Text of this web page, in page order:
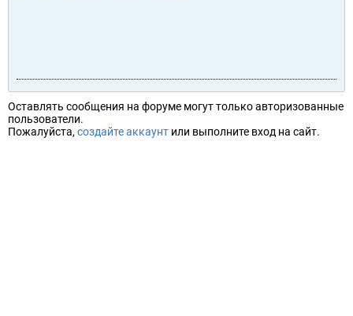
Оставлять сообщения на форуме могут только авторизованные
пользователи.
Пожалуйста, создайте аккаунт или выполните вход на сайт.